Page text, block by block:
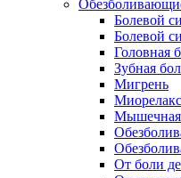
Болевой
Болевой
Головная
Зубная
Мигрень
Мышечная
От боли